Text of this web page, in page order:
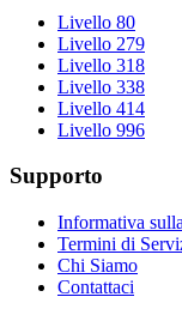
Livello 80
Livello 279
Livello 318
Livello 338
Livello 414
Livello 996
Supporto
Informativa
Termini di
Chi Siamo
Contattaci